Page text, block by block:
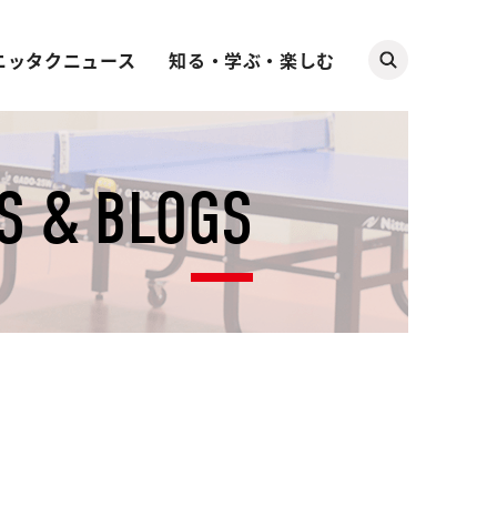
ッタクニュース 知る・学ぶ・楽しむ
& BLOGS